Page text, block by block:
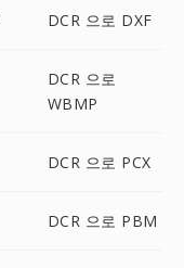
DCR 으로 DXF
DCR 으로
WBMP
DCR 으로 PCX
DCR 으로 PBM